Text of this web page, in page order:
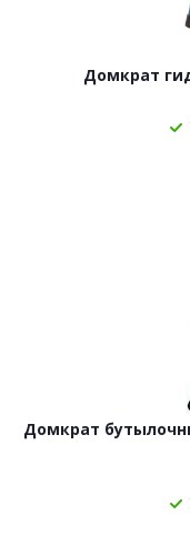
Домкрат
Домкрат